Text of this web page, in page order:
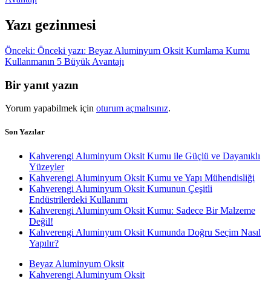
Yazı gezinmesi
Önceki: Önceki yazı: Beyaz Aluminyum Oksit Kumlama Kumu
Kullanmanın 5 Büyük Avantajı
Bir yanıt yazın
Yorum yapabilmek için oturum açmalısınız.
Son Yazılar
Kahverengi Aluminyum Oksit Kumu ile Güçlü ve Dayanıklı
Yüzeyler
Kahverengi Aluminyum Oksit Kumu ve Yapı Mühendisliği
Kahverengi Aluminyum Oksit Kumunun Çeşitli
Endüstrilerdeki Kullanımı
Kahverengi Aluminyum Oksit Kumu: Sadece Bir Malzeme
Değil!
Kahverengi Aluminyum Oksit Kumunda Doğru Seçim Nasıl
Yapılır?
Beyaz Aluminyum Oksit
Kahverengi Aluminyum Oksit